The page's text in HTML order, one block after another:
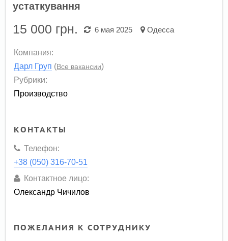
устаткування
15 000 грн. 6 мая 2025 Одесса
Компания:
Дарл Груп (Все вакансии)
Рубрики:
Производство
КОНТАКТЫ
Телефон:
+38 (050) 316-70-51
Контактное лицо:
Олександр Чичилов
ПОЖЕЛАНИЯ К СОТРУДНИКУ